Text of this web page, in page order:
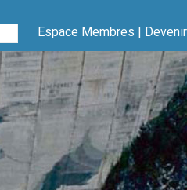
Espace Membres |